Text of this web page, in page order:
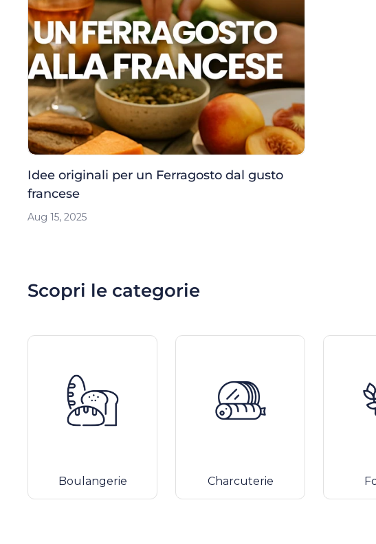
Idee originali per un Ferragosto dal gusto
francese
Aug 15, 2025
Scopri le categorie
Boulangerie Charcuterie